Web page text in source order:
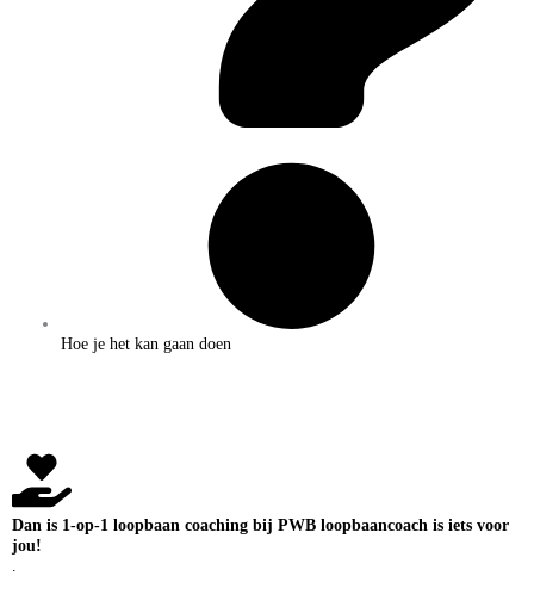
Hoe je het kan gaan doen
Dan is 1-op-1 loopbaan coaching bij PWB loopbaancoach is iets voor
jou!